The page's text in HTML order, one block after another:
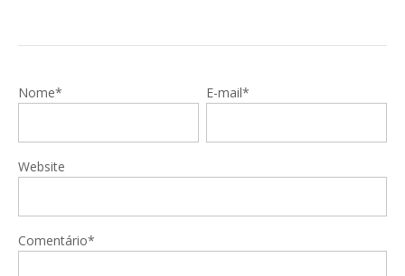
Nome* E-mail*
Website
Comentário*